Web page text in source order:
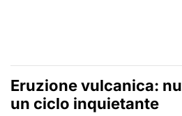
Eruzione vulcanica:
un ciclo inquietante